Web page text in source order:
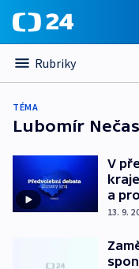
Rubriky
TÉMA
Lubomír Nečas
V
a
13. 9.